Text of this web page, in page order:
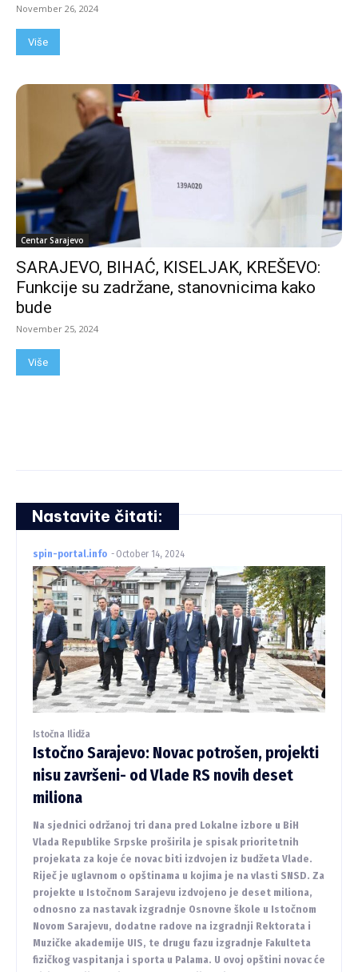
November 26, 2024
Više
Centar Sarajevo
SARAJEVO, BIHAĆ, KISELJAK, KREŠEVO:
Funkcije su zadržane, stanovnicima kako
bude
November 25, 2024
Više
Nastavite čitati:
spin-portal.info - October 14, 2024
Istočna Ilidža
Istočno Sarajevo: Novac potrošen, projekti
nisu završeni- od Vlade RS novih deset
miliona
Na sjednici održanoj tri dana pred Lokalne izbore u BiH
Vlada Republike Srpske proširila je spisak prioritetnih
projekata za koje će novac biti izdvojen iz budžeta Vlade.
Riječ je uglavnom o opštinama u kojima je na vlasti SNSD. Za
projekte u Istočnom Sarajevu izdvojeno je deset miliona,
odnosno za nastavak izgradnje Osnovne škole u Istočnom
Novom Sarajevu, dodatne radove na izgradnji Rektorata i
Muzičke akademije UIS, te drugu fazu izgradnje Fakulteta
fizičkog vaspitanja i sporta u Palama. U ovoj opštini novac će